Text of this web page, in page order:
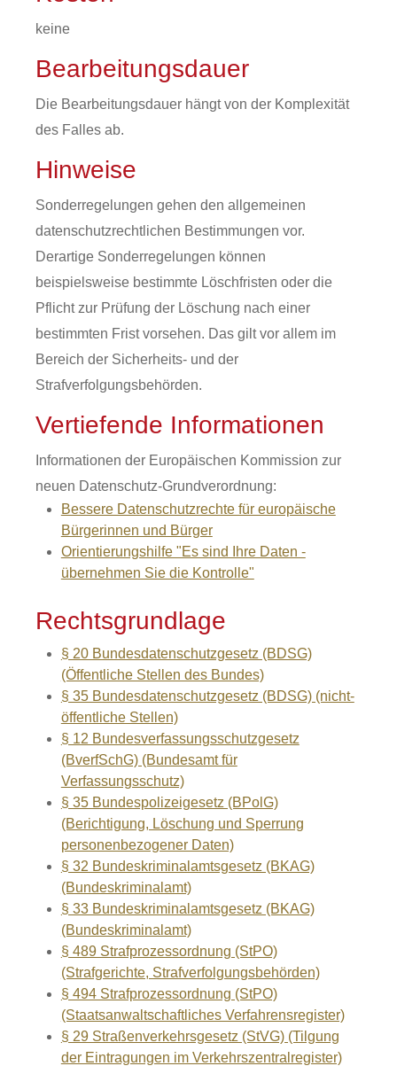
keine
Bearbeitungsdauer
Die Bearbeitungsdauer hängt von der Komplexität
des Falles ab.
Hinweise
Sonderregelungen gehen den allgemeinen
datenschutzrechtlichen Bestimmungen vor.
Derartige Sonderregelungen können
beispielsweise bestimmte Löschfristen oder die
Pflicht zur Prüfung der Löschung nach einer
bestimmten Frist vorsehen. Das gilt vor allem im
Bereich der Sicherheits- und der
Strafverfolgungsbehörden.
Vertiefende Informationen
Informationen der Europäischen Kommission zur
neuen Datenschutz-Grundverordnung:
Bessere Datenschutzrechte für europäische
Bürgerinnen und Bürger
Orientierungshilfe "Es sind Ihre Daten -
übernehmen Sie die Kontrolle"
Rechtsgrundlage
§ 20 Bundesdatenschutzgesetz (BDSG)
(Öffentliche Stellen des Bundes)
§ 35 Bundesdatenschutzgesetz (BDSG) (nicht-
öffentliche Stellen)
§ 12 Bundesverfassungsschutzgesetz
(BverfSchG) (Bundesamt für
Verfassungsschutz)
§ 35 Bundespolizeigesetz (BPolG)
(Berichtigung, Löschung und Sperrung
personenbezogener Daten)
§ 32 Bundeskriminalamtsgesetz (BKAG)
(Bundeskriminalamt)
§ 33 Bundeskriminalamtsgesetz (BKAG)
(Bundeskriminalamt)
§ 489 Strafprozessordnung (StPO)
(Strafgerichte, Strafverfolgungsbehörden)
§ 494 Strafprozessordnung (StPO)
(Staatsanwaltschaftliches Verfahrensregister)
§ 29 Straßenverkehrsgesetz (StVG) (Tilgung
der Eintragungen im Verkehrszentralregister)